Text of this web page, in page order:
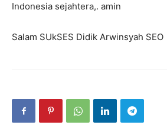
Indonesia sejahtera,. amin
Salam SUkSES Didik Arwinsyah SEO